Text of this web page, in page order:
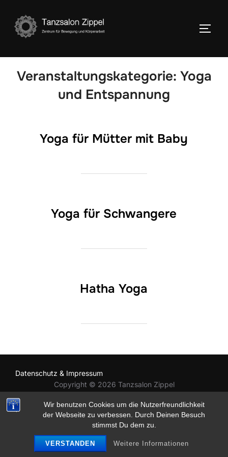
Wir benutzen Cookies um die Nutzerfreundlichkeit
der Webseite zu verbessen. Durch Deinen Besuch
stimmst Du dem zu.
VERSTANDEN Weitere Informationen
Inhalt
springen
Veranstaltungskategorie: Yoga
und Entspannung
Yoga für Mütter mit Baby
Yoga für Schwangere
Hatha Yoga
Datenschutz & Impressum
Copyright © 2026 Tanzsalon Zippel
Inspiro Theme
WPZOOM